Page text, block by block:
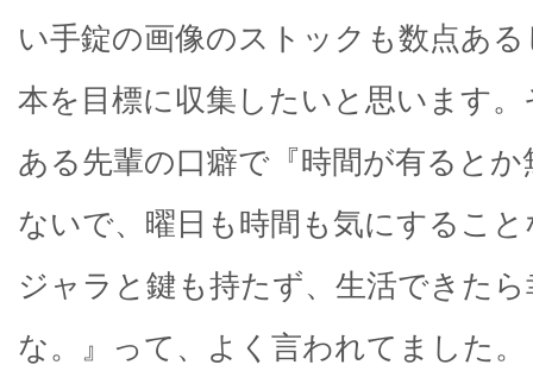
い手錠の画像のストックも数点あ
本を目標に収集したいと思います
ある先輩の口癖で『時間が有ると
ないで、曜日も時間も気にするこ
ジャラと鍵も持たず、生活できた
な。』って、よく言われてました。